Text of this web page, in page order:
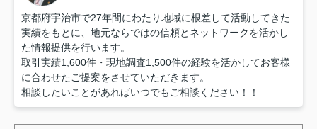
京都府宇治市で27年間にわたり地域に根差して活動してきた
実績をもとに、地元ならではの信頼とネットワークを活かし
た情報提供を行います。
取引実績1,600件・現地調査1,500件の経験を活かしてお客様
に合わせたご提案をさせていただきます。
相談したいことがあればいつでもご相談ください！！